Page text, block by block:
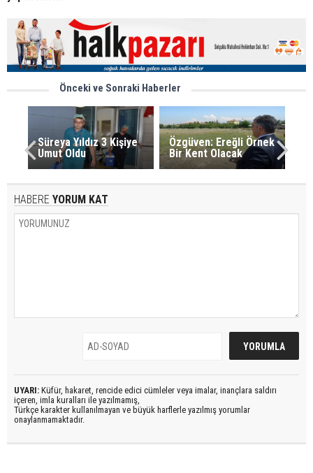
Önceki ve Sonraki Haberler
Süreya Yıldız 3 Kişiye
Umut Oldu
Özgüven: Ereğli Örnek
Bir Kent Olacak
HABERE YORUM KAT
UYARI: Küfür, hakaret, rencide edici cümleler veya imalar, inançlara saldırı
içeren, imla kuralları ile yazılmamış,
Türkçe karakter kullanılmayan ve büyük harflerle yazılmış yorumlar
onaylanmamaktadır.